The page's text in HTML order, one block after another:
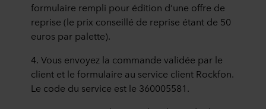
formulaire rempli pour édition d’une offre de
reprise (le prix conseillé de reprise étant de 50
euros par palette).
4. Vous envoyez la commande validée par le
client et le formulaire au service client Rockfon.
Le code du service est le 360005581.